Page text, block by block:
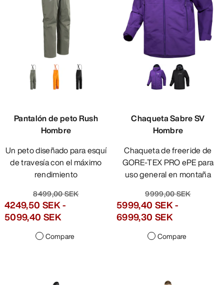
Pantalón de peto Rush
Hombre
Un peto diseñado para esquí
de travesía con el máximo
rendimiento
8499,00 SEK
4249,50 SEK-
5099,40 SEK
Compare
Chaqueta Sabre SV
Hombre
Chaqueta de freeride de
GORE-TEX PRO ePE para
uso general en montaña
9999,00 SEK
5999,40 SEK-
6999,30 SEK
Compare